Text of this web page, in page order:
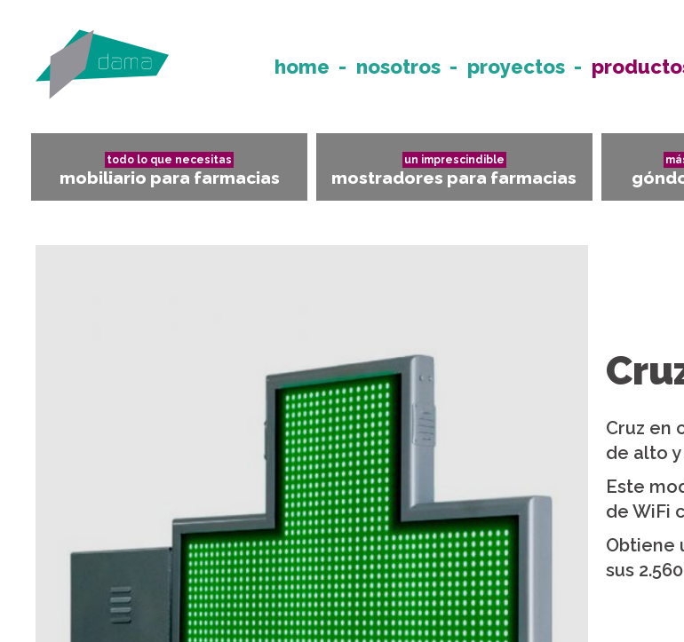
home nosotros proyectos
todo lo que necesitas
mobiliario para farmacias
un imprescindible
mostradores para farmacias
Cruz en
de alto
Este
de WiFi
Obtiene
sus